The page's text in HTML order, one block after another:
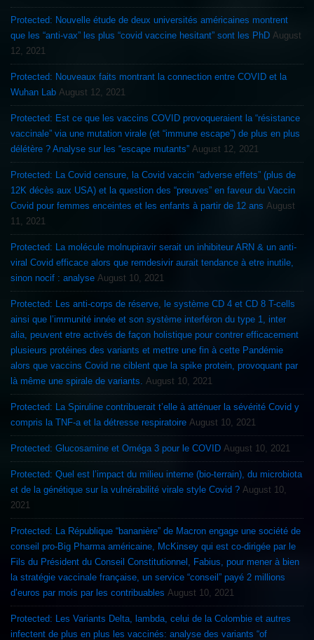
Protected: Nouvelle étude de deux universités américaines montrent
que les “anti-vax” les plus “covid vaccine hesitant” sont les PhD August
12, 2021
Protected: Nouveaux faits montrant la connection entre COVID et la
Wuhan Lab August 12, 2021
Protected: Est ce que les vaccins COVID provoqueraient la “résistance
vaccinale” via une mutation virale (et “immune escape”) de plus en plus
délétère ? Analyse sur les “escape mutants” August 12, 2021
Protected: La Covid censure, la Covid vaccin “adverse effets” (plus de
12K décès aux USA) et la question des “preuves” en faveur du Vaccin
Covid pour femmes enceintes et les enfants à partir de 12 ans August
11, 2021
Protected: La molécule molnupiravir serait un inhibiteur ARN & un anti-
viral Covid efficace alors que remdesivir aurait tendance à etre inutile,
sinon nocif : analyse August 10, 2021
Protected: Les anti-corps de réserve, le système CD 4 et CD 8 T-cells
ainsi que l’immunité innée et son système interféron du type 1, inter
alia, peuvent etre activés de façon holistique pour contrer efficacement
plusieurs protéines des variants et mettre une fin à cette Pandémie
alors que vaccins Covid ne ciblent que la spike protein, provoquant par
là même une spirale de variants.
August 10, 2021
Protected: La Spiruline contribuerait t’elle à atténuer la sévérité Covid y
compris la TNF-a et la détresse respiratoire August 10, 2021
Protected: Glucosamine et Oméga 3 pour le COVID August 10, 2021
Protected: Quel est l’impact du milieu interne (bio-terrain), du microbiota
et de la génétique sur la vulnérabilité virale style Covid ? August 10,
2021
Protected: La République “bananière” de Macron engage une société de
conseil pro-Big Pharma américaine, McKinsey qui est co-dirigée par le
Fils du Président du Conseil Constitutionnel, Fabius, pour mener à bien
la stratégie vaccinale française, un service “conseil” payé 2 millions
d’euros par mois par les contribuables August 10, 2021
Protected: Les Variants Delta, lambda, celui de la Colombie et autres
infectent de plus en plus les vaccinés: analyse des variants “of